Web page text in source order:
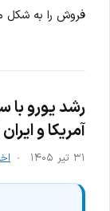
فروش را به
آمریکا و
۳۱ تیر ۱۴۰۵